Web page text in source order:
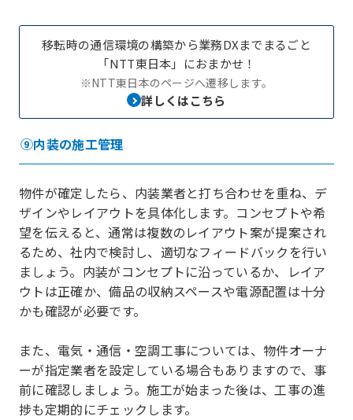
移転時の通信環境の構築から業務DXまでまるごと
「NTT東日本」におまかせ！
※NTT東日本のページへ遷移します。
詳しくはこちら
⑨内装の施工管理
物件が確定したら、内装業者と打ち合わせを重ね、デ
ザインやレイアウトを具体化します。コンセプトや希
望を伝えると、通常は複数のレイアウト案が提案され
るため、社内で検討し、適切なフィードバックを行い
ましょう。内装がコンセプトに沿っているか、レイア
ウトは正確か、備品の収納スペースや電源配置は十分
かも確認が必要です。
また、電気・通信・空調工事については、物件オーナ
ーが指定業者を設定している場合もありますので、事
前に確認しましょう。施工が始まった後は、工事の進
捗も定期的にチェックします。